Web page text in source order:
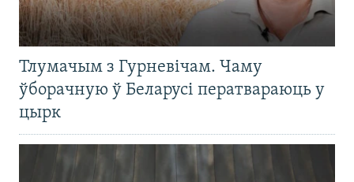
Тлумачым з Гурневічам. Чаму
ўборачную ў Беларусі ператвараюць у
цырк